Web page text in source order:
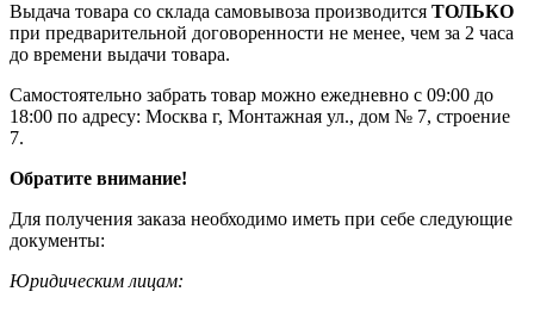
Выдача товара со склада самовывоза производится ТОЛЬКО
при предварительной договоренности не менее, чем за 2 часа
до времени выдачи товара.
Самостоятельно забрать товар можно ежедневно с 09:00 до
18:00 по адресу: Москва г, Монтажная ул., дом № 7, строение
7.
Обратите внимание!
Для получения заказа необходимо иметь при себе следующие
документы:
Юридическим лицам: